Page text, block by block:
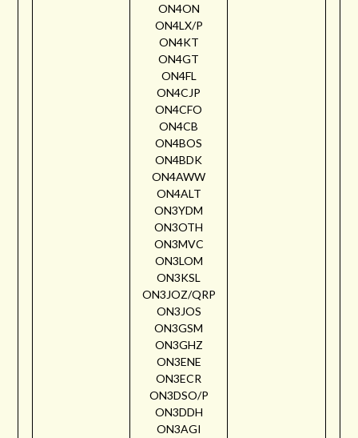
ON4ON
ON4LX/P
ON4KT
ON4GT
ON4FL
ON4CJP
ON4CFO
ON4CB
ON4BOS
ON4BDK
ON4AWW
ON4ALT
ON3YDM
ON3OTH
ON3MVC
ON3LOM
ON3KSL
ON3JOZ/QRP
ON3JOS
ON3GSM
ON3GHZ
ON3ENE
ON3ECR
ON3DSO/P
ON3DDH
ON3AGI